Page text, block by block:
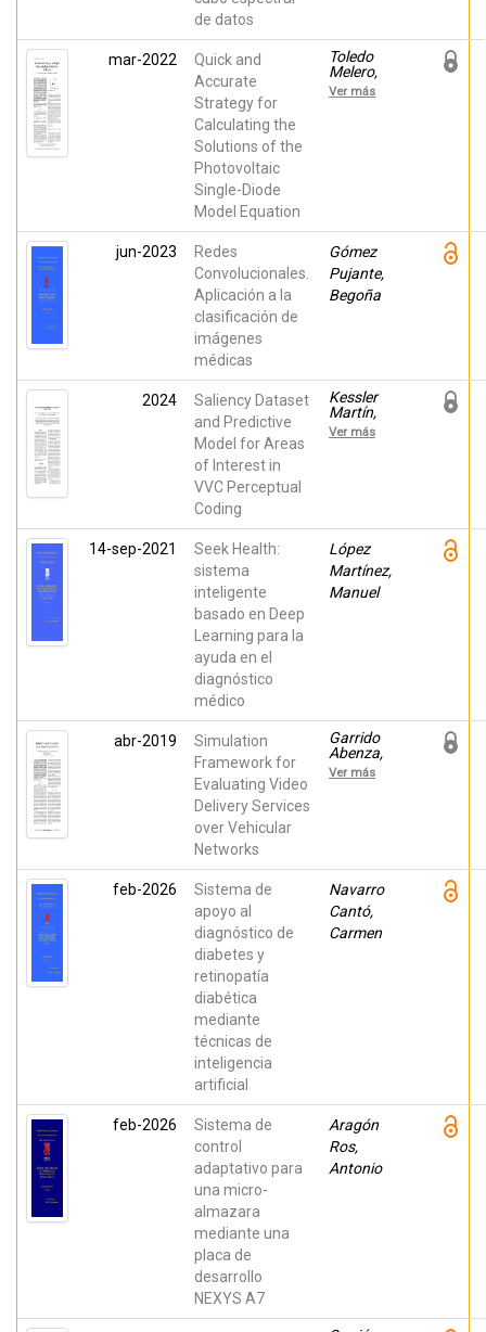
de datos
mar-2022
Quick and
Accurate
Strategy for
Calculating the
Solutions of the
Photovoltaic
Single-Diode
Model Equation
Toledo
Melero,
Fco. Javier;
Herranz
Ver más
jun-2023
Redes
Convolucionales.
Aplicación a la
clasificación de
imágenes
médicas
Gómez
Pujante,
Begoña
2024
Saliency Dataset
and Predictive
Model for Areas
of Interest in
VVC Perceptual
Coding
Kessler
Martín,
Jorge;
Fernández
Cebrián
Márquez,
Gabriel;
Ríos, Belén;
Vigueras,
Ver más
14-sep-2021
Seek Health:
sistema
inteligente
basado en Deep
Learning para la
ayuda en el
diagnóstico
médico
López
Martínez,
Manuel
abr-2019
Simulation
Framework for
Evaluating Video
Delivery Services
over Vehicular
Networks
Garrido
Abenza,
Pedro
Pablo;
López
Granado,
Otoniel
Mario
Ver más
feb-2026
Sistema de
apoyo al
diagnóstico de
diabetes y
retinopatía
diabética
mediante
técnicas de
inteligencia
artificial
Navarro
Cantó,
Carmen
feb-2026
Sistema de
control
adaptativo para
una micro-
almazara
mediante una
placa de
desarrollo
NEXYS A7
Aragón
Ros,
Antonio